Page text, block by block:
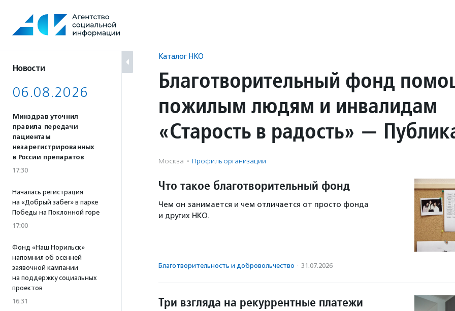
содержанию
Новости
06.08.2026
Минздрав уточнил
правила передачи
пациентам
незарегистрированных
в России препаратов
17:30
Началась регистрация
на «Добрый забег» в парке
Победы на Поклонной горе
17:00
Фонд «Наш Норильск»
напомнил об осенней
заявочной кампании
на поддержку социальных
проектов
16:31
Каталог НКО
Благотворительный фонд
пожилым людям и инвалидам
«Старость в радость» —
Москва · Профиль организации
Что такое благотворительный фонд
Чем он занимается и чем отличается от просто фонда
и других НКО.
Благотвори­тель­ность и доброволь­чест­во · 31.07.2026
Три взгляда на рекуррентные платежи